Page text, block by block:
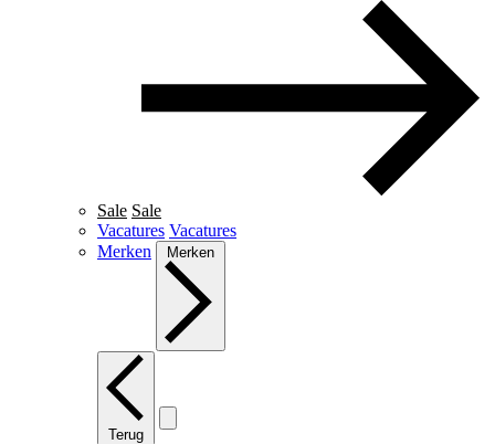
Sale Sale
Vacatures Vacatures
Merken
Merken
Terug